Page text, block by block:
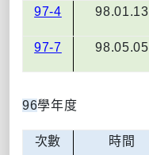
97-4 98.01.13
97-7 98.05.05
96學年度
次數 時間